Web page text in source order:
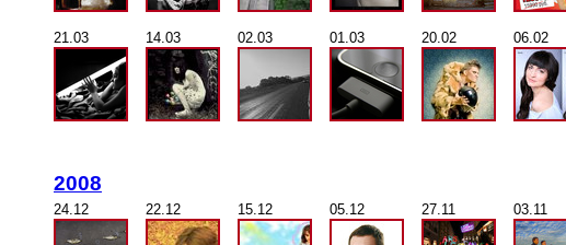
21.03 14.03 02.03 01.03 20.02 06.02
2008
24.12 22.12 15.12 05.12 27.11 03.11